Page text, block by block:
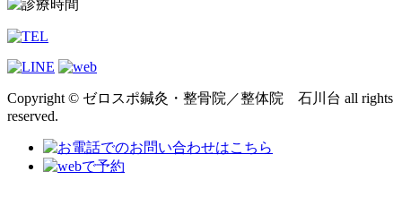
Copyright © ゼロスポ鍼灸・整骨院／整体院 石川台 all rights
reserved.